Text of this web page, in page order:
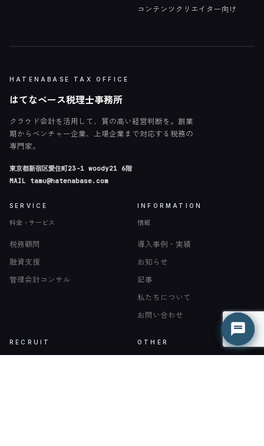
コンテンツクリエイター向け
HATENABASE TAX OFFICE
はてなベース税理士事務所
クラウド会計を活用して、質の高い経営判断を。創業
期からベンチャー企業、上場企業まで対応する税務の
専門家。
東京都新宿区愛住町23-1 woody21 6階
MAIL tamu@hatenabase.com
SERVICE
料金・サービス
税務顧問
融資支援
管理会計コンサル
INFORMATION
情報
導入事例・実績
お知らせ
記事
私たちについて
お問い合わせ
RECRUIT OTHER
はてな君
はてな君